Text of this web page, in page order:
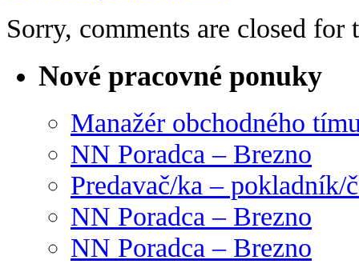
Sorry, comments are closed for
Nové pracovné ponuky
Manažér obchodného
NN Poradca – Brezno
Predavač/ka – pokladník/
NN Poradca – Brezno
NN Poradca – Brezno